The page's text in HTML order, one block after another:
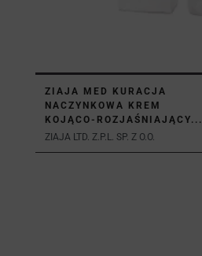
ZIAJA MED KURACJA
NACZYNKOWA KREM
KOJĄCO-ROZJAŚNIAJĄCY...
ZIAJA LTD. Z.P.L. SP. Z O.O.